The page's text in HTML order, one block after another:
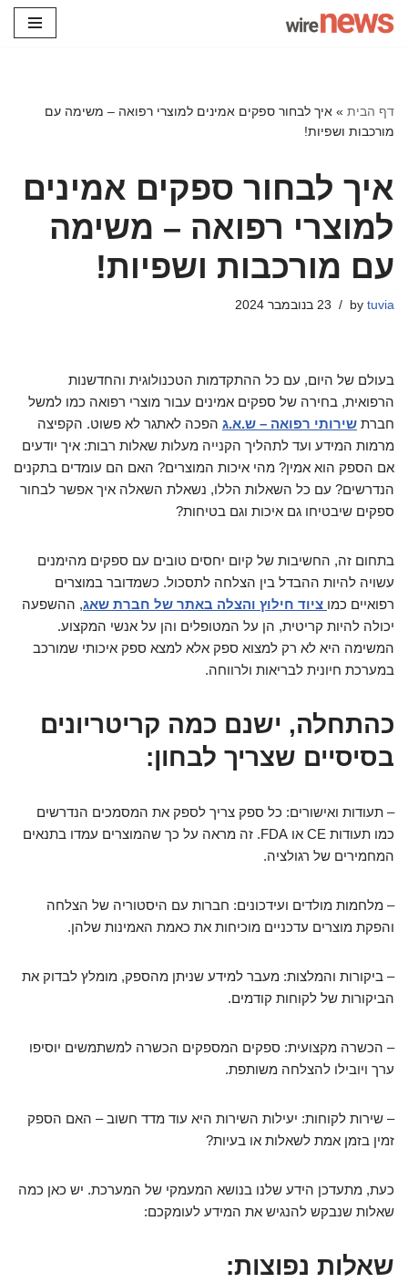
דף הבית » איך לבחור ספקים אמינים למוצרי רפואה – משימה עם
מורכבות ושפיות!
איך לבחור ספקים אמינים
למוצרי רפואה – משימה
עם מורכבות ושפיות!
by tuvia 23 בנובמבר 2024
בעולם של היום, עם כל ההתקדמות הטכנולוגית והחדשנות
הרפואית, בחירה של ספקים אמינים עבור מוצרי רפואה כמו למשל
חברת שירותי רפואה – ש.א.ג הפכה לאתגר לא פשוט. הקפיצה
מרמות המידע ועד לתהליך הקנייה מעלות שאלות רבות: איך יודעים
אם הספק הוא אמין? מהי איכות המוצרים? האם הם עומדים בתקנים
הנדרשים? עם כל השאלות הללו, נשאלת השאלה איך אפשר לבחור
ספקים שיבטיחו גם איכות וגם בטיחות?
בתחום זה, החשיבות של קיום יחסים טובים עם ספקים מהימנים
עשויה להיות ההבדל בין הצלחה לתסכול. כשמדובר במוצרים
רפואיים כמו ציוד חילוץ והצלה באתר של חברת שאג, ההשפעה
יכולה להיות קריטית, הן על המטופלים והן על אנשי המקצוע.
המשימה היא לא רק למצוא ספק אלא למצא ספק איכותי שמורכב
במערכת חיונית לבריאות ולרווחה.
כהתחלה, ישנם כמה קריטריונים
בסיסיים שצריך לבחון:
– תעודות ואישורים: כל ספק צריך לספק את המסמכים הנדרשים
כמו תעודות CE או FDA. זה מראה על כך שהמוצרים עמדו בתנאים
המחמירים של רגולציה.
– מלחמות מולדים ועידכונים: חברות עם היסטוריה של הצלחה
והפקת מוצרים עדכניים מוכיחות את כאמת האמינות שלהן.
– ביקורות והמלצות: מעבר למידע שניתן מהספק, מומלץ לבדוק את
הביקורות של לקוחות קודמים.
– הכשרה מקצועית: ספקים המספקים הכשרה למשתמשים יוסיפו
ערך ויובילו להצלחה משותפת.
– שירות לקוחות: יעילות השירות היא עוד מדד חשוב – האם הספק
זמין בזמן אמת לשאלות או בעיות?
כעת, מתעדכן הידע שלנו בנושא המעמקי של המערכת. יש כאן כמה
שאלות שנבקש להנגיש את המידע לעומקכם:
שאלות נפוצות: